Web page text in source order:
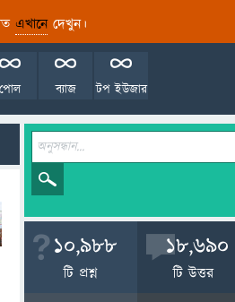
এখানেদেখুন।
টপ ইউজার
ব্যাজ
পোল
10,988
টি প্রশ্ন
18,690
টি উত্তর